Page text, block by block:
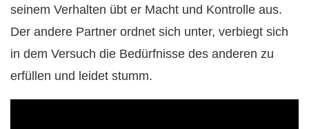
seinem Verhalten übt er Macht und Kontrolle aus.
Der andere Partner ordnet sich unter, verbiegt sich
in dem Versuch die Bedürfnisse des anderen zu
erfüllen und leidet stumm.